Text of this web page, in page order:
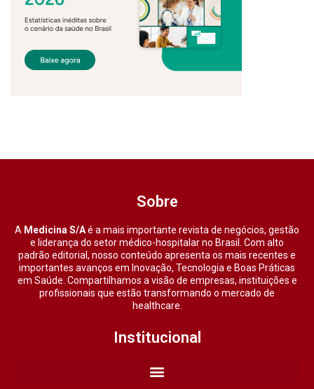
Sobre
A Medicina S/Aé a mais importante revista de negócios, gestão
e liderança do setor médico-hospitalar no Brasil. Com alto
padrão editorial, nosso conteúdo apresenta os mais recentes e
importantes avanços em Inovação, Tecnologia e Boas Práticas
em Saúde. Compartilhamos a visão de empresas, instituições e
profissionais que estão transformando o mercado de
healthcare.
Institucional